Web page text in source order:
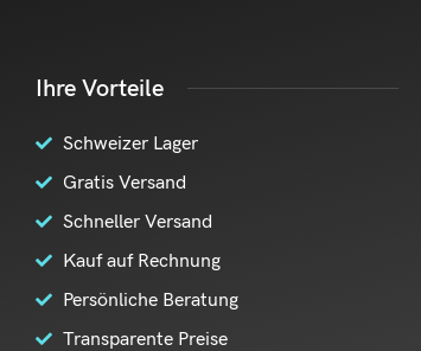
Ihre Vorteile
Schweizer Lager
Gratis Versand
Schneller Versand
Kauf auf Rechnung
Persönliche Beratung
Transparente Preise